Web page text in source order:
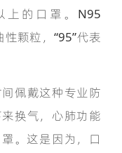
上的口罩。N95
颗粒，“95”代表
佩戴这种专业防
换气，心肺功能
。这是因为，口